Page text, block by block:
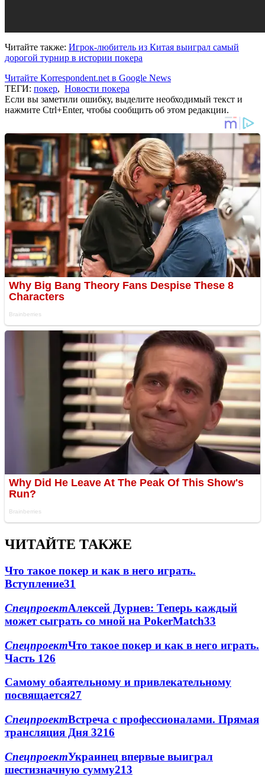
Читайте также: Игрок-любитель из Китая выиграл самый
дорогой турнир в истории покера
Читайте Korrespondent.net в Google News
ТЕГИ: покер, Новости покера
Если вы заметили ошибку, выделите необходимый текст и
нажмите Ctrl+Enter, чтобы сообщить об этом редакции.
ЧИТАЙТЕ ТАКЖЕ
Что такое покер и как в него играть.
Вступление31
СпецпроектАлексей Дурнев: Теперь каждый
может сыграть со мной на PokerMatch33
СпецпроектЧто такое покер и как в него играть.
Часть 126
Самому обаятельному и привлекательному
посвящается27
СпецпроектВстреча с профессионалами. Прямая
трансляция Дня 3216
СпецпроектУкраинец впервые выиграл
шестизначную сумму213